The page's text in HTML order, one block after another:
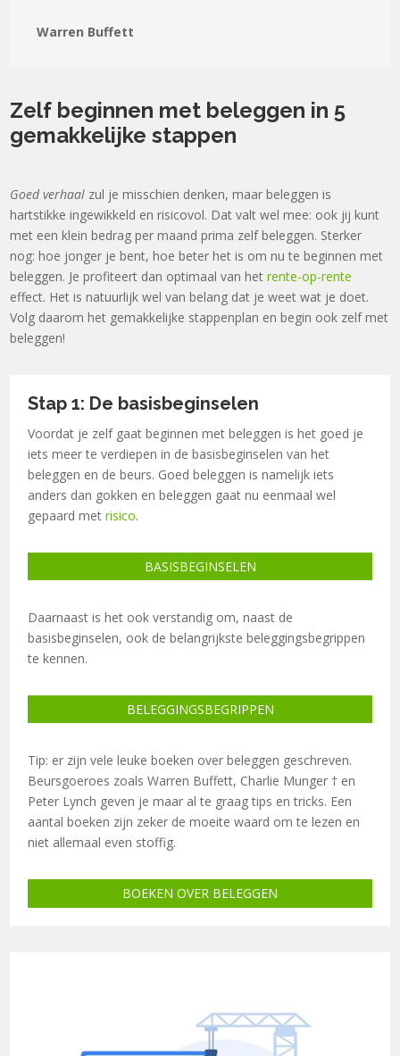
Warren Buffett
Zelf beginnen met beleggen in 5
gemakkelijke stappen
Goed verhaal zul je misschien denken, maar beleggen is
hartstikke ingewikkeld en risicovol. Dat valt wel mee: ook jij kunt
met een klein bedrag per maand prima zelf beleggen. Sterker
nog: hoe jonger je bent, hoe beter het is om nu te beginnen met
beleggen. Je profiteert dan optimaal van hetrente-op-rente
effect. Het is natuurlijk wel van belang dat je weet wat je doet.
Volg daarom het gemakkelijke stappenplan en begin ook zelf met
beleggen!
Stap 1: De basisbeginselen
Voordat je zelf gaat beginnen met beleggen is het goed je
iets meer te verdiepen in de basisbeginselen van het
beleggen en de beurs. Goed beleggen is namelijk iets
anders dan gokken en beleggen gaat nu eenmaal wel
gepaard metrisico.
BASISBEGINSELEN
Daarnaast is het ook verstandig om, naast de
basisbeginselen, ook de belangrijkstebeleggingsbegrippen
te kennen.
BELEGGINGSBEGRIPPEN
Tip: er zijn vele leuke boeken over beleggen geschreven.
Beursgoeroes zoals Warren Buffett, Charlie Munger † en
Peter Lynch geven je maar al te graag tips en tricks. Een
aantal boeken zijn zeker de moeite waard om te lezen en
niet allemaal even stoffig.
BOEKEN OVER BELEGGEN